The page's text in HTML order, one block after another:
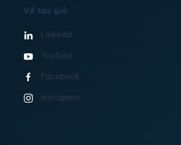
Về tác giả
Linkedin
YouTube
Facebook
Instagram